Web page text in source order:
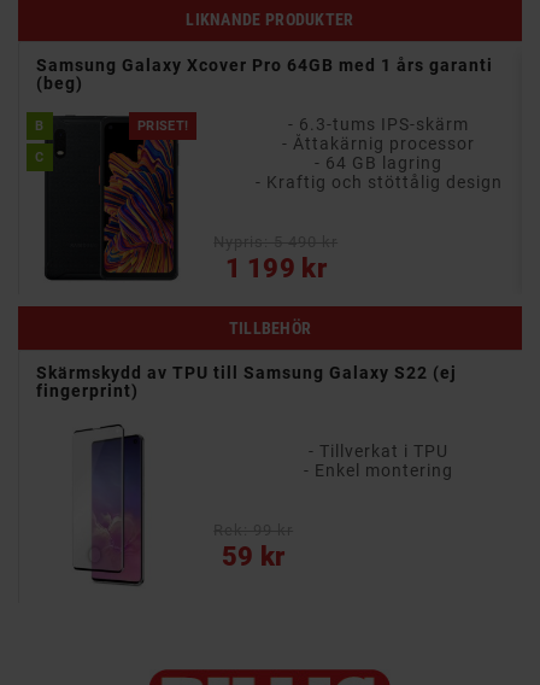
LIKNANDE PRODUKTER
Samsung Galaxy Xcover Pro 64GB med 1 års garanti
(beg)
PRISET!
B
C
- 6.3-tums IPS-skärm
- Åttakärnig processor
- 64 GB lagring
- Kraftig och stöttålig design
1 199 kr
Pris
TILLBEHÖR
Skärmskydd av TPU till Samsung Galaxy S22 (ej
fingerprint)
- Tillverkat i TPU
- Enkel montering
59 kr
Pris